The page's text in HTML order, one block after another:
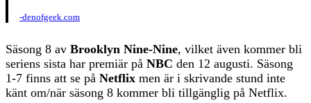
-denofgeek.com
Säsong 8 av Brooklyn Nine-Nine, vilket även kommer bli
seriens sista har premiär på NBC den 12 augusti. Säsong
1-7 finns att se på Netflix men är i skrivande stund inte
känt om/när säsong 8 kommer bli tillgänglig på Netflix.